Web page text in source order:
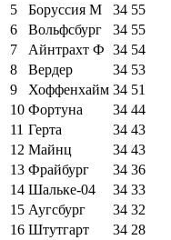
5
Боруссия М 34 55
6
Вольфсбург 34 55
7
Айнтрахт Ф 34 54
8
Вердер 34 53
9
Хоффенхайм 34 51
10 Фортуна 34 44
11 Герта 34 43
12 Майнц 34 43
13 Фрайбург 34 36
14 Шальке-04 34 33
15 Аугсбург 34 32
16 Штутгарт 34 28